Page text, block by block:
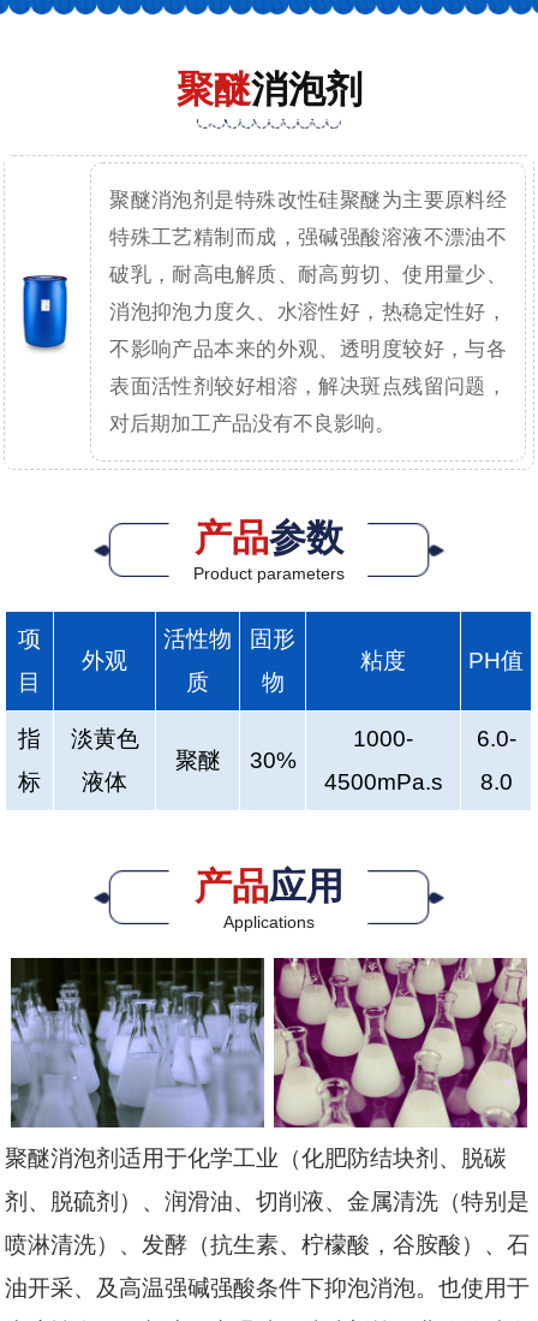
聚醚消泡剂
聚醚消泡剂是特殊改性硅聚醚为主要原料经
特殊工艺精制而成，强碱强酸溶液不漂油不
破乳，耐高电解质、耐高剪切、使用量少、
消泡抑泡力度久、水溶性好，热稳定性好，
不影响产品本来的外观、透明度较好，与各
表面活性剂较好相溶，解决斑点残留问题，
对后期加工产品没有不良影响。
产品参数
Product parameters
项
目
外观
活性物
质
固形
物
粘度 PH值
指
标
淡黄色
液体
聚醚 30%
1000-
4500mPa.s
6.0-
8.0
产品应用
Applications
聚醚消泡剂适用于化学工业（化肥防结块剂、脱碳
剂、脱硫剂）、润滑油、切削液、金属清洗（特别是
喷淋清洗）、发酵（抗生素、柠檬酸，谷胺酸）、石
油开采、及高温强碱强酸条件下抑泡消泡。也使用于